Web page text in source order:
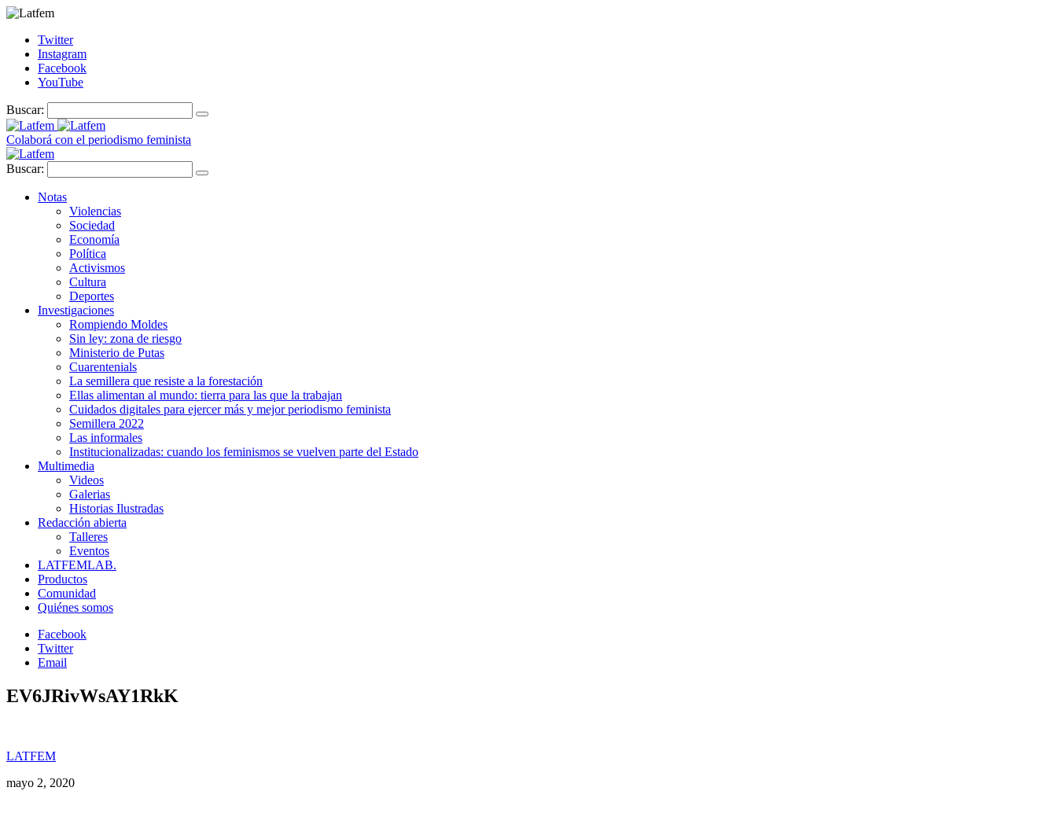
Twitter
Instagram
Facebook
YouTube
Buscar:
Colaborá con el periodismo feminista
Buscar:
Notas
Violencias
Sociedad
Economía
Política
Activismos
Cultura
Deportes
Investigaciones
Rompiendo Moldes
Sin ley: zona de riesgo
Ministerio de Putas
Cuarentenials
La semillera que resiste a la forestación
Ellas alimentan al mundo: tierra para las que la trabajan
Cuidados digitales para ejercer más y mejor periodismo feminista
Semillera 2022
Las informales
Institucionalizadas: cuando los feminismos se vuelven parte del Estado
Multimedia
Videos
Galerias
Historias Ilustradas
Redacción abierta
Talleres
Eventos
LATFEMLAB.
Productos
Comunidad
Quiénes somos
Facebook
Twitter
Email
EV6JRivWsAY1RkK
LATFEM
mayo 2, 2020